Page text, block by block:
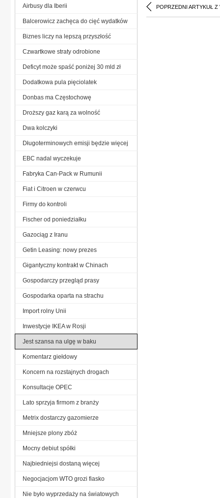
POPRZEDNI ARTYKUŁ Z
Airbusy dla Iberii
Balcerowicz zachęca do cięć wydatków
Biznes liczy na lepszą przyszłość
Czwartkowe straty odrobione
Deficyt może spaść poniżej 30 mld zł
Dodatkowa pula pięciolatek
Donbas ma Częstochowę
Droższy gaz karą za wolność
Dwa kolczyki
Długoterminowych emisji będzie więcej
EBC nadal wyczekuje
Fabryka Can-Pack w Rumunii
Fiat i Citroen w czerwcu
Firmy do kontroli
Fischer od poniedziałku
Gazociąg z Iranu
Getin Leasing: nowy prezes
Gigantyczny kontrakt w Chinach
Gospodarczy przegląd prasy
Gospodarka oparta na strachu
Import rolny Unii
Inwestycje IKEA w Rosji
Jest szansa na ulgę w baku
Komentarz giełdowy
Koncern na rozstajnych drogach
Konsultacje OPEC
Lato sprzyja firmom z branży
Metrix dostarczy gazomierze
Mniejsze plony zbóż
Mocny debiut spółki
Najbiedniejsi dostaną więcej
Negocjacjom WTO grozi fiasko
Nie było wyprzedaży na światowych